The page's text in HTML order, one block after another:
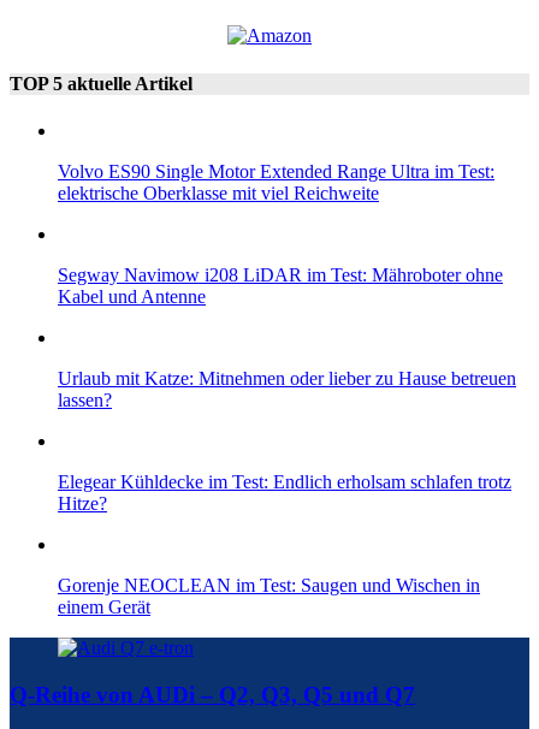
TOP 5 aktuelle Artikel
Volvo ES90 Single Motor Extended Range Ultra im Test:
elektrische Oberklasse mit viel Reichweite
Segway Navimow i208 LiDAR im Test: Mähroboter ohne
Kabel und Antenne
Urlaub mit Katze: Mitnehmen oder lieber zu Hause betreuen
lassen?
Elegear Kühldecke im Test: Endlich erholsam schlafen trotz
Hitze?
Gorenje NEOCLEAN im Test: Saugen und Wischen in
einem Gerät
Q-Reihe von AUDi – Q2, Q3, Q5 und Q7